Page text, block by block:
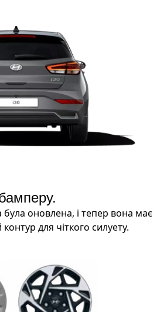
оновлена, і тепер вона має
для чіткого силуету.